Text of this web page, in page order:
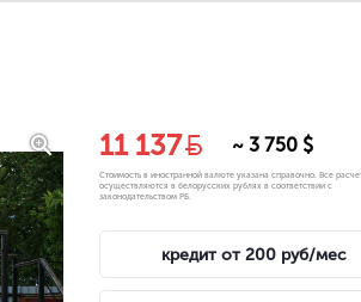
11 137 ~ 3 750 $
Стоимость в иностранной валюте указана справочно. Все
осуществляются в белорусских рублях в соответствии с
законодательством РБ.
кредит от 200 руб/мес